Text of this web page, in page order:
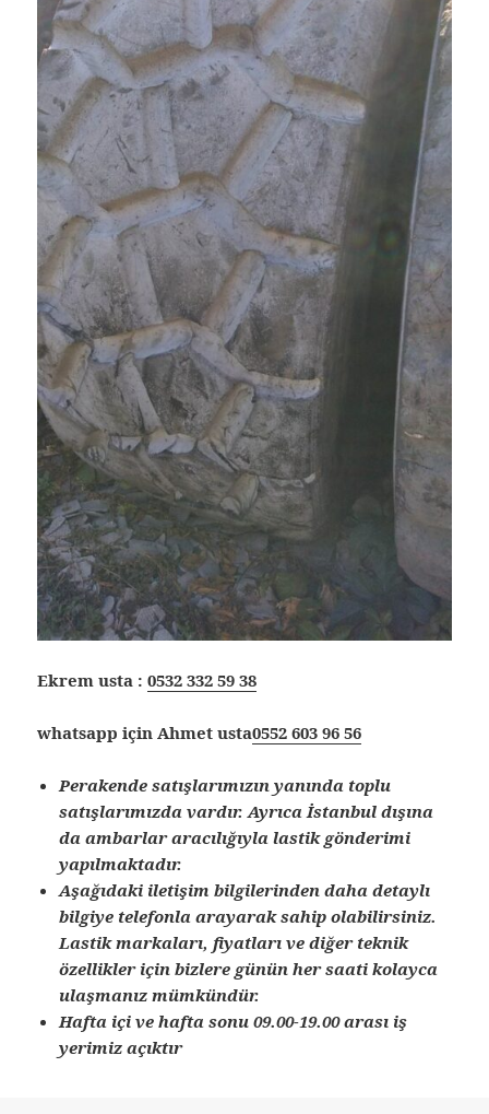
Ekrem usta :0532 332 59 38
whatsapp için Ahmet usta0552 603 96 56
Perakende satışlarımızın yanında toplu
satışlarımızda vardır. Ayrıca İstanbul dışına
da ambarlar aracılığıyla lastik gönderimi
yapılmaktadır.
Aşağıdaki iletişim bilgilerinden daha detaylı
bilgiye telefonla arayarak sahip olabilirsiniz.
Lastik markaları, fiyatları ve diğer teknik
özellikler için bizlere günün her saati kolayca
ulaşmanız mümkündür.
Hafta içi ve hafta sonu 09.00-19.00 arası iş
yerimiz açıktır